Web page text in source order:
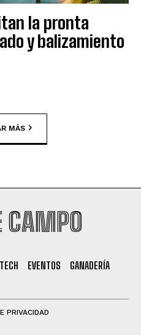
la pronta
y balizamiento
MÁS
CAMPO
EVENTOS
GANADERÍA
PRIVACIDAD